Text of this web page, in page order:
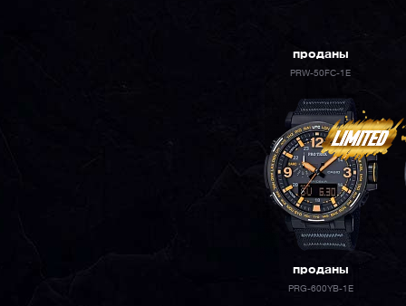
проданы
PRW-50FC-1E
проданы
PRG-600YB-1E